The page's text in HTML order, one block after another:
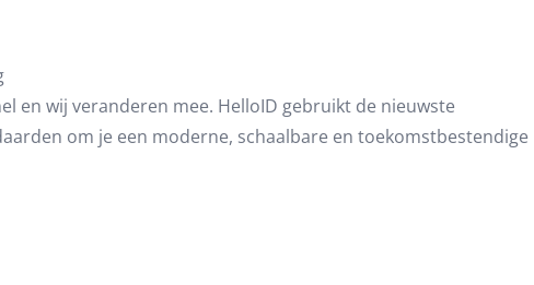
en wij veranderen mee. HelloID gebruikt de nieuwste
om je een moderne, schaalbare en toekomstbestendige